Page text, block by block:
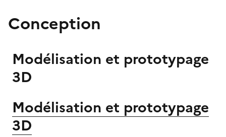
Conception
Modélisation et prototypage
3D
Modélisation et prototypage
3D